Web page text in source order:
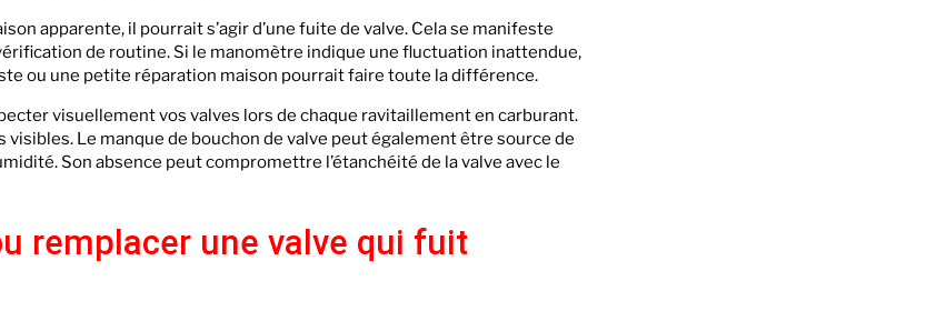
apparente, il pourrait s’agir d’une fuite de valve. Cela se manifeste
de routine. Si le manomètre indique une fluctuation inattendue,
ou une petite réparation maison pourrait faire toute la différence.
visuellement vos valves lors de chaque ravitaillement en carburant.
visibles. Le manque de bouchon de valve peut également être source de
Son absence peut compromettre l’étanchéité de la valve avec le
remplacer une valve qui fuit